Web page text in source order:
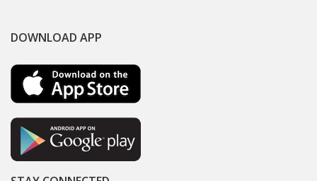
DOWNLOAD APP